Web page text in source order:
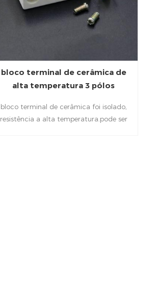
bloco terminal de cerâmica de
alta temperatura 3 pólos
bloco terminal de cerâmica foi isolado,
resistência a alta temperatura.pode ser